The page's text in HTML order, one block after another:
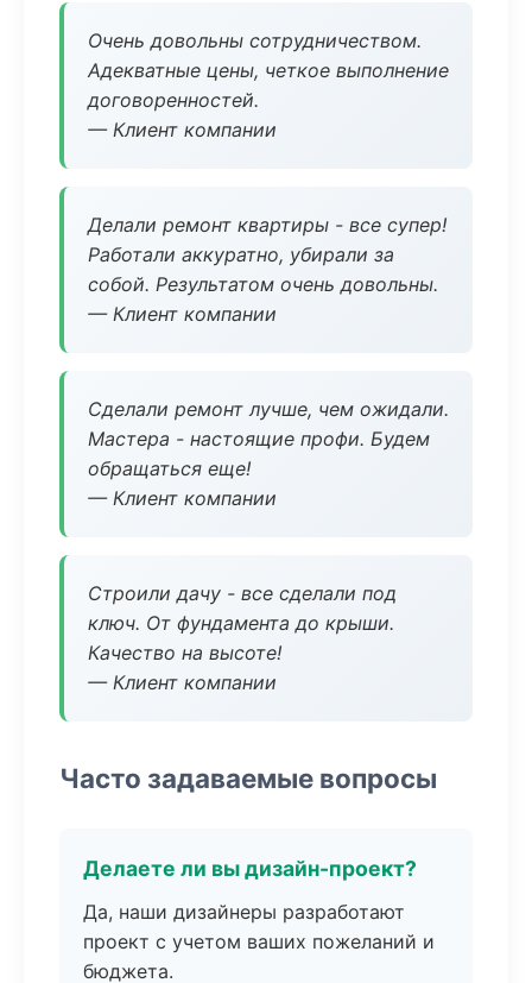
Очень довольны сотрудничеством.
Адекватные цены, четкое выполнение
договоренностей.
— Клиент компании
Делали ремонт квартиры - все супер!
Работали аккуратно, убирали за
собой. Результатом очень довольны.
— Клиент компании
Сделали ремонт лучше, чем ожидали.
Мастера - настоящие профи. Будем
обращаться еще!
— Клиент компании
Строили дачу - все сделали под
ключ. От фундамента до крыши.
Качество на высоте!
— Клиент компании
Часто задаваемые вопросы
Делаете ли вы дизайн-проект?
Да, наши дизайнеры разработают
проект с учетом ваших пожеланий и
бюджета.